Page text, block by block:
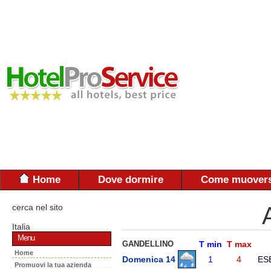
Home Dove dormire Come
cerca nel sito
Italia
Menu
Home
Promuovi la tua azienda
GANDELLINO T min T max
Domenica 14
1 4